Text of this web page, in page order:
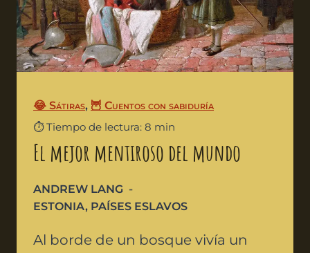
😂 Sátiras, 🦉 Cuentos con sabiduría
⏱️ Tiempo de lectura: 8 min
El mejor mentiroso del mundo
ANDREW LANG
ESTONIA, PAÍSES ESLAVOS
Al borde de un bosque vivía un